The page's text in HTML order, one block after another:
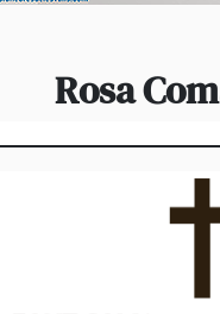
Rosa